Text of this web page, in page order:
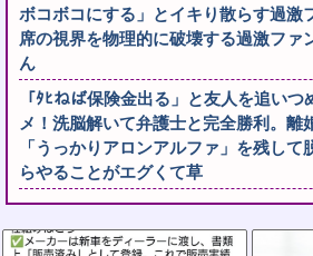
ボコボコにする」とイキり散らす過激
席の視界を物理的に破壊する過激ファ
ん
「ﾀﾋねば保険金出る」と友人を追いつ
メ！洗脳解いて弁護士と完全勝利。離
「うっかりアロンアルファ」を残し
らやることがエグくて草